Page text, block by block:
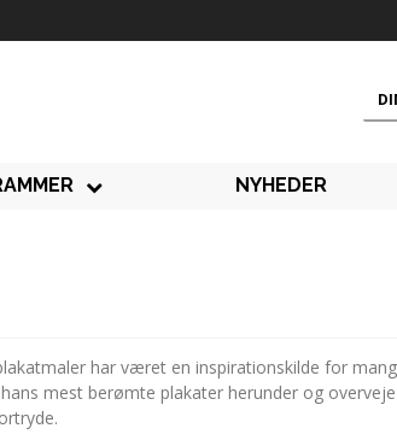
NYHEDER
har været en inspirationskilde for
mest berømte plakater herunder og